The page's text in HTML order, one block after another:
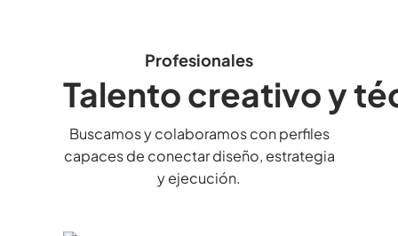
Profesionales
Talento creativo y
Buscamos y colaboramos con perfiles
capaces de conectar diseño, estrategia
y ejecución.